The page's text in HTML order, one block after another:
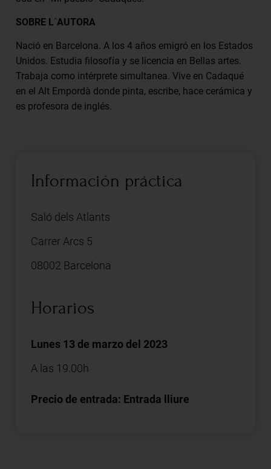
SOBRE L´AUTORA
Nació en Barcelona. A los 4 años emigró en los Estados
Unidos. Estudia filosofía y se licencia en Bellas artes.
Trabaja como intérprete simultanea. Vive en Cadaqué
en el Alt Empordà donde pinta, escribe, hace cerámica y
es profesora de inglés.
Información práctica
Saló dels Atlants
Carrer Arcs 5
08002 Barcelona
Horarios
Lunes 13 de marzo del 2023
A las 19.00h
Precio de entrada: Entrada lliure